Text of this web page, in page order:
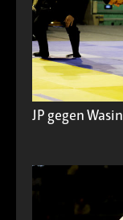
JP gegen Wasin